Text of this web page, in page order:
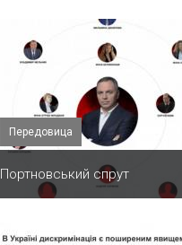
Передовица
Портновський спрут